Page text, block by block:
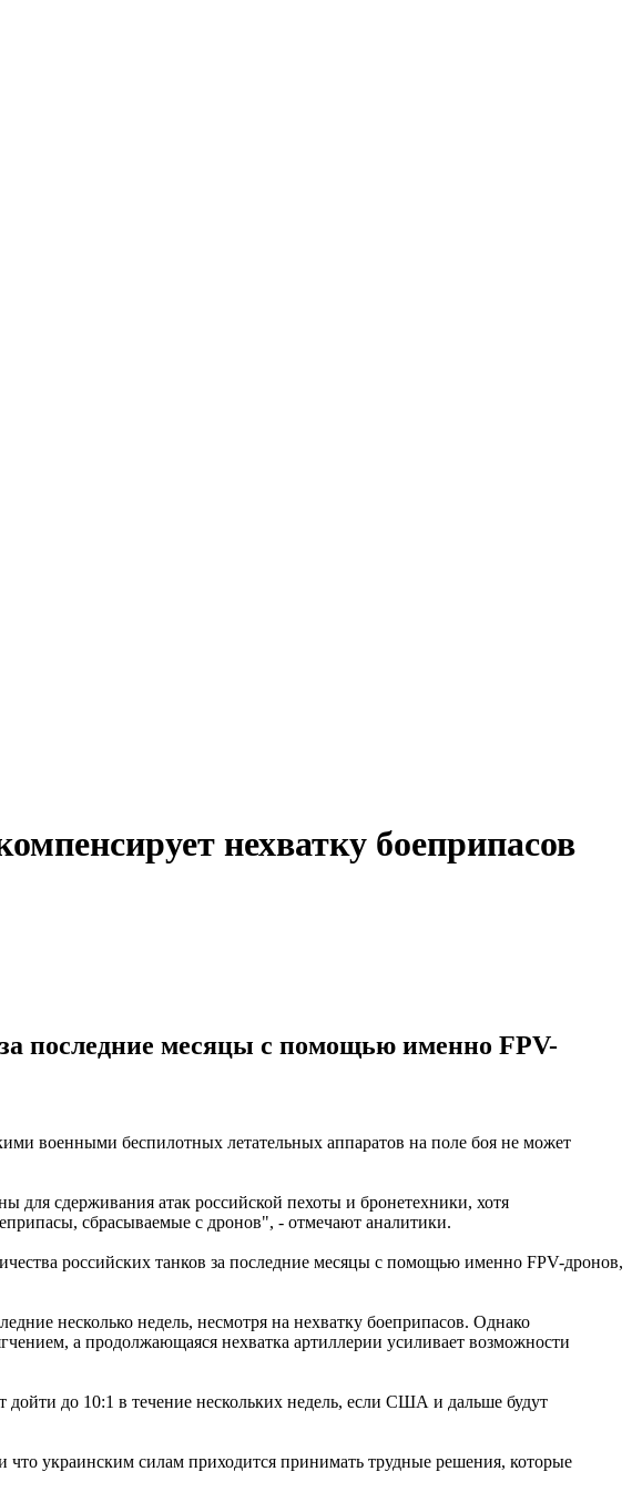
нехватку боеприпасов
последние месяцы с помощью именно FPV-
военными беспилотных летательных аппаратов на поле боя не может
для сдерживания атак российской пехоты и бронетехники, хотя
сбрасываемые с дронов", - отмечают аналитики.
российских танков за последние месяцы с помощью именно FPV-дронов,
несколько недель, несмотря на нехватку боеприпасов. Однако
а продолжающаяся нехватка артиллерии усиливает возможности
до 10:1 в течение нескольких недель, если США и дальше будут
украинским силам приходится принимать трудные решения, которые